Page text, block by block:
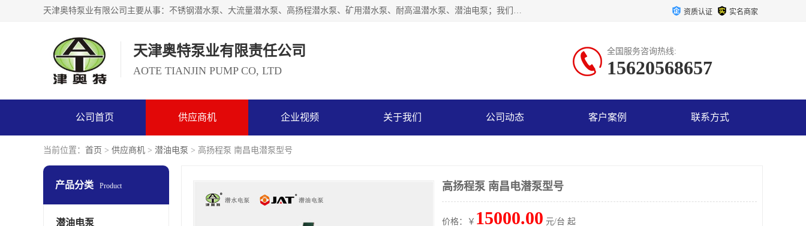
天津奥特泵业有限公司主要从事：不锈钢潜水泵、大流量潜水泵、高扬程潜水泵、矿用潜水泵、耐高温潜水泵、潜油电泵；我们以开发研制生产各种用途的水泵为主，历经十多年艰苦创业，已成为总资产达伍仟多万元，占地面积1万多平方米，年生产能力几百万（台）套，形成集设计研发、制造安装、技术服务于一体的现代规模型企业。 资质认证 实名商家
天津奥特泵业有限责任公司
AOTE TIANJIN PUMP CO, LTD
全国服务咨询热线:
15620568657
公司首页 供应商机 企业视频 关于我们 公司动态 客户案例 联系方式
当前位置： 首页 > 供应商机 > 潜油电泵 > 高扬程泵 南昌电潜泵型号
产品分类 Product
潜油电泵
高扬程泵 南昌电潜泵型号
价格：￥ 15000.00 元/台 起